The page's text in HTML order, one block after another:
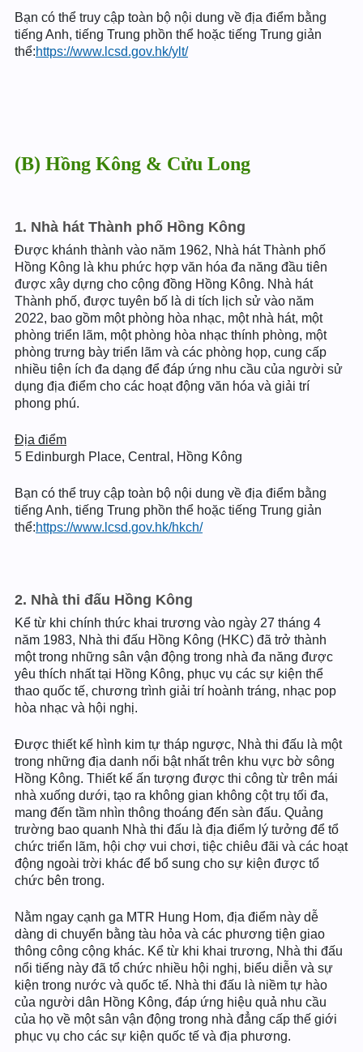
Bạn có thể truy cập toàn bộ nội dung về địa điểm bằng
tiếng Anh, tiếng Trung phồn thể hoặc tiếng Trung giản
thể:https://www.lcsd.gov.hk/ylt/
(B) Hồng Kông & Cửu Long
1. Nhà hát Thành phố Hồng Kông
Được khánh thành vào năm 1962, Nhà hát Thành phố
Hồng Kông là khu phức hợp văn hóa đa năng đầu tiên
được xây dựng cho cộng đồng Hồng Kông. Nhà hát
Thành phố, được tuyên bố là di tích lịch sử vào năm
2022, bao gồm một phòng hòa nhạc, một nhà hát, một
phòng triển lãm, một phòng hòa nhạc thính phòng, một
phòng trưng bày triển lãm và các phòng họp, cung cấp
nhiều tiện ích đa dạng để đáp ứng nhu cầu của người sử
dụng địa điểm cho các hoạt động văn hóa và giải trí
phong phú.
Địa điểm
5 Edinburgh Place, Central, Hồng Kông
Bạn có thể truy cập toàn bộ nội dung về địa điểm bằng
tiếng Anh, tiếng Trung phồn thể hoặc tiếng Trung giản
thể:https://www.lcsd.gov.hk/hkch/
2. Nhà thi đấu Hồng Kông
Kể từ khi chính thức khai trương vào ngày 27 tháng 4
năm 1983, Nhà thi đấu Hồng Kông (HKC) đã trở thành
một trong những sân vận động trong nhà đa năng được
yêu thích nhất tại Hồng Kông, phục vụ các sự kiện thể
thao quốc tế, chương trình giải trí hoành tráng, nhạc pop
hòa nhạc và hội nghị.
Được thiết kế hình kim tự tháp ngược, Nhà thi đấu là một
trong những địa danh nổi bật nhất trên khu vực bờ sông
Hồng Kông. Thiết kế ấn tượng được thi công từ trên mái
nhà xuống dưới, tạo ra không gian không cột trụ tối đa,
mang đến tầm nhìn thông thoáng đến sàn đấu. Quảng
trường bao quanh Nhà thi đấu là địa điểm lý tưởng để tổ
chức triển lãm, hội chợ vui chơi, tiệc chiêu đãi và các hoạt
động ngoài trời khác để bổ sung cho sự kiện được tổ
chức bên trong.
Nằm ngay cạnh ga MTR Hung Hom, địa điểm này dễ
dàng di chuyển bằng tàu hỏa và các phương tiện giao
thông công cộng khác. Kể từ khi khai trương, Nhà thi đấu
nổi tiếng này đã tổ chức nhiều hội nghị, biểu diễn và sự
kiện trong nước và quốc tế. Nhà thi đấu là niềm tự hào
của người dân Hồng Kông, đáp ứng hiệu quả nhu cầu
của họ về một sân vận động trong nhà đẳng cấp thế giới
phục vụ cho các sự kiện quốc tế và địa phương.